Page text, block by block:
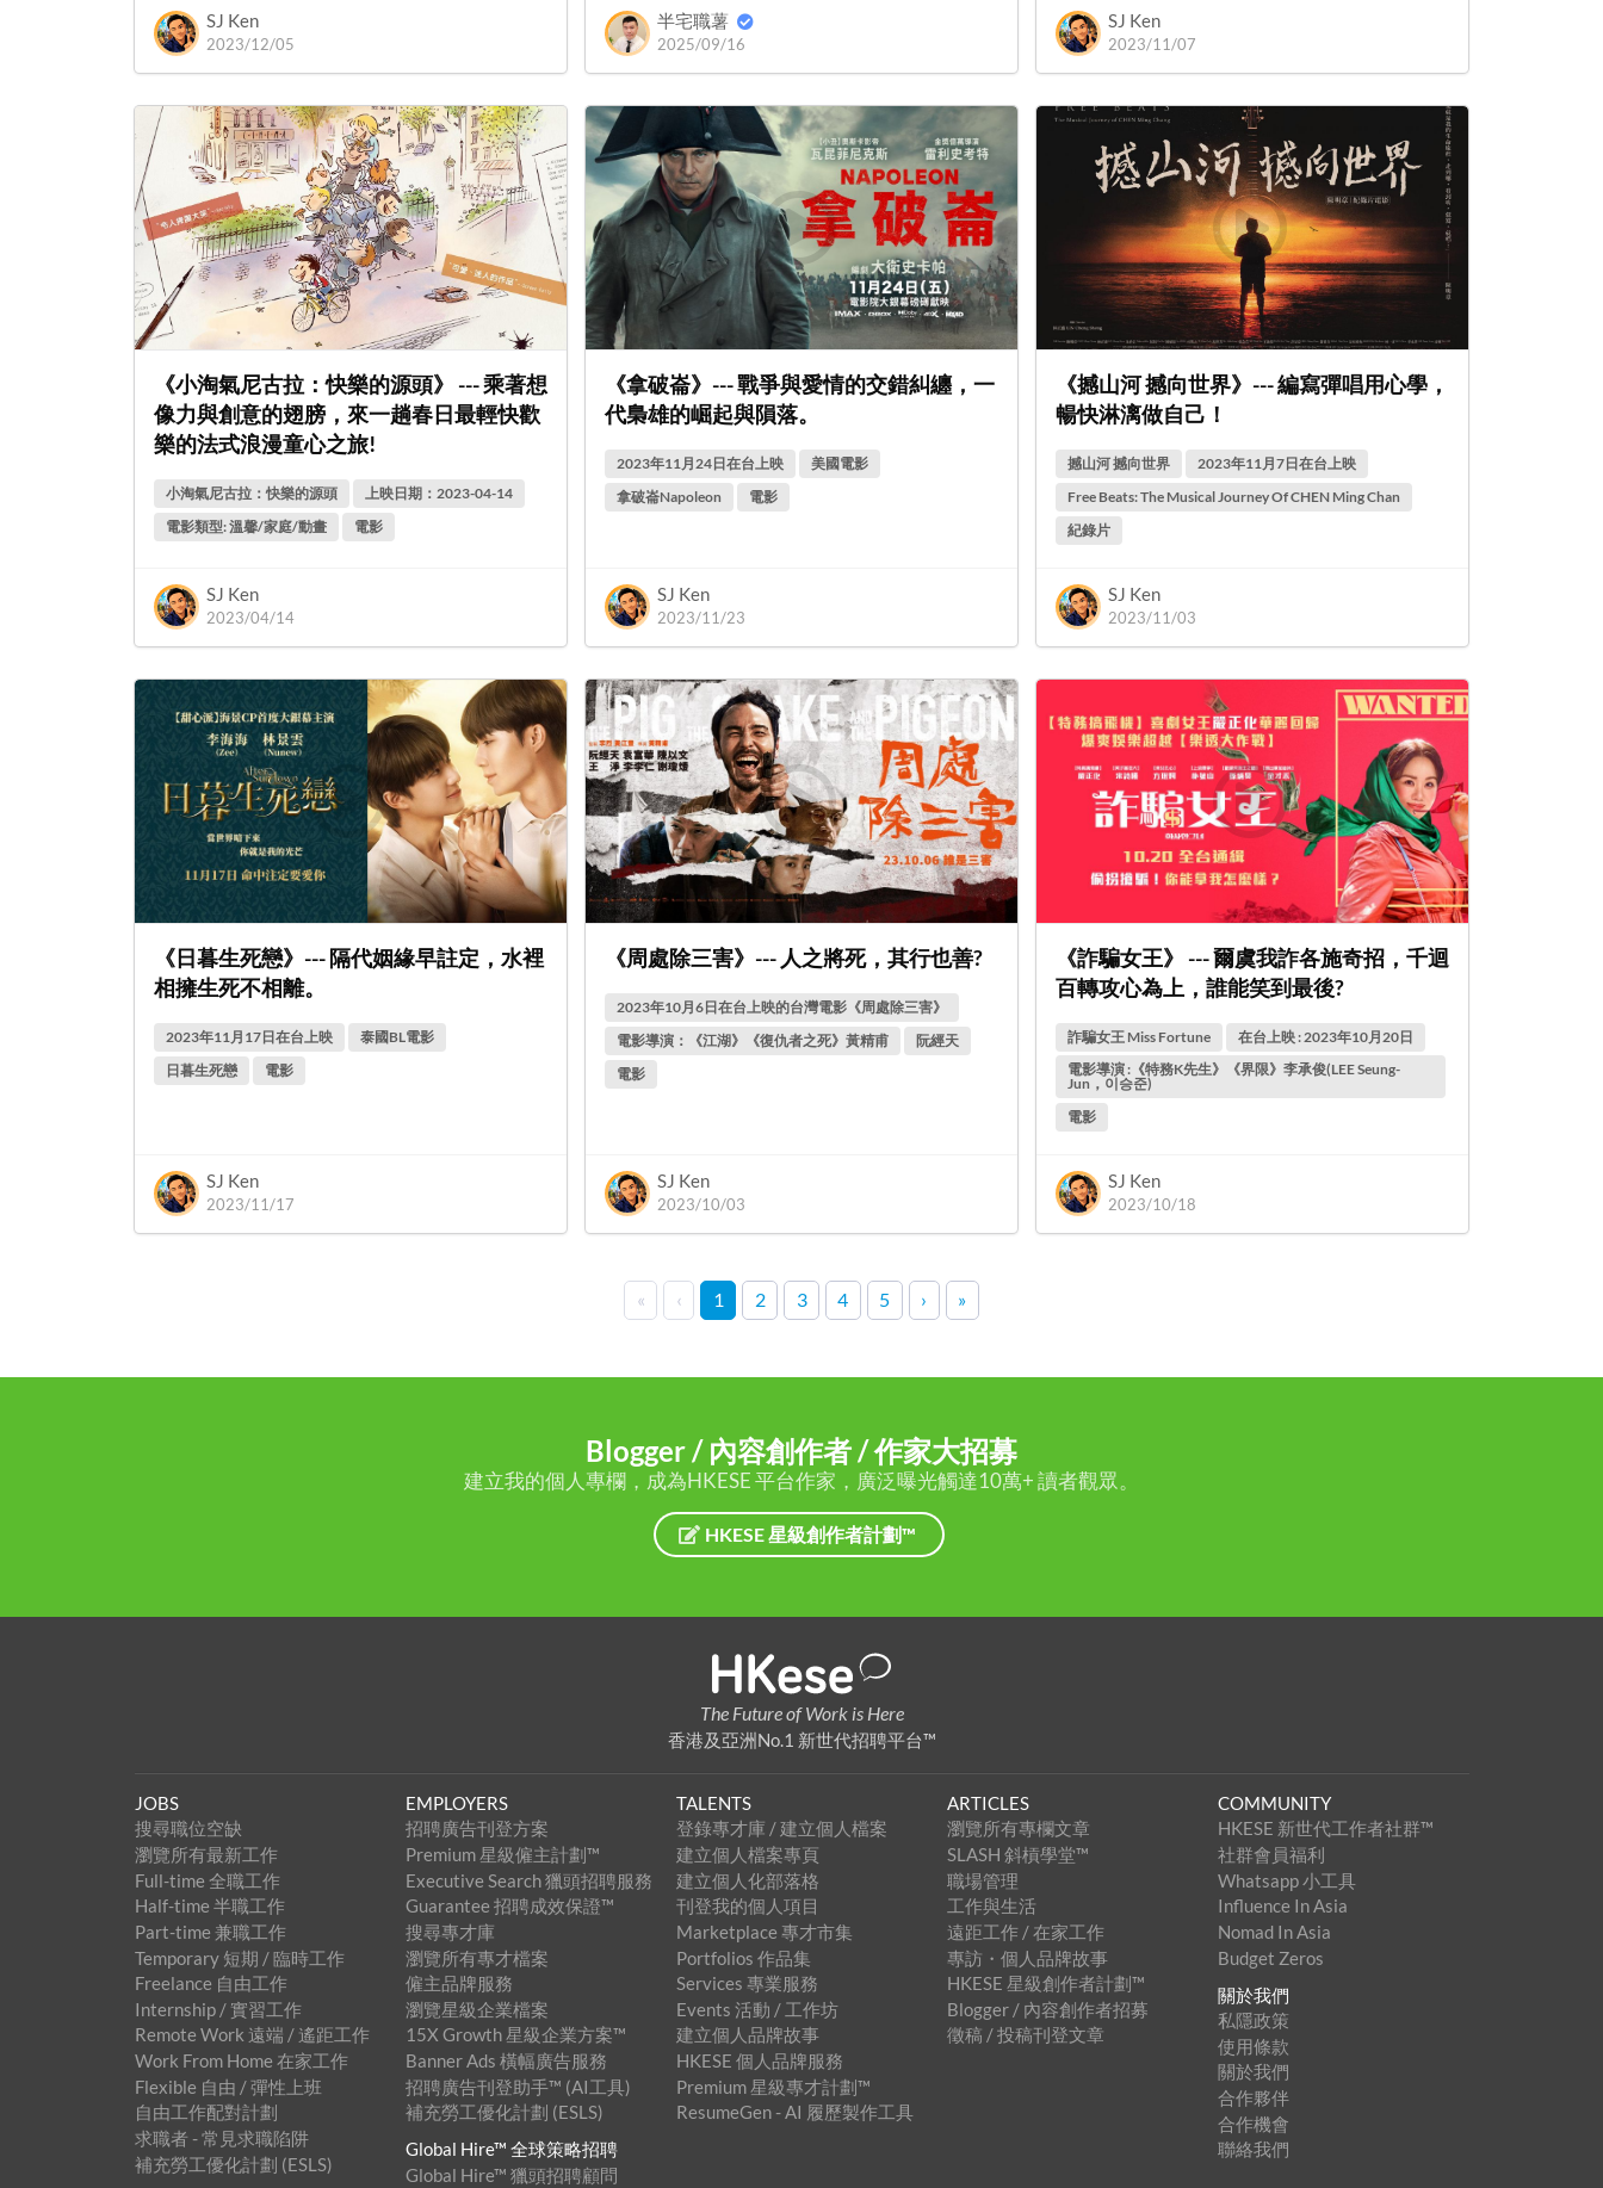
SJ Ken
2023/12/05
半宅職薯
2025/09/16
SJ Ken
2023/11/07
《小淘氣尼古拉：快樂的源頭》 --- 乘著想
像力與創意的翅膀，來一趟春日最輕快歡
樂的法式浪漫童心之旅!
小淘氣尼古拉：快樂的源頭
上映日期：2023-04-14
電影類型: 溫馨/家庭/動畫
電影
SJ Ken
2023/04/14
《拿破崙》--- 戰爭與愛情的交錯糾纏，一
代梟雄的崛起與隕落。
2023年11月24日在台上映
美國電影
拿破崙Napoleon
電影
SJ Ken
2023/11/23
《撼山河 撼向世界》--- 編寫彈唱用心學，
暢快淋漓做自己！
撼山河 撼向世界
2023年11月7日在台上映
Free Beats: The Musical Journey Of CHEN Ming Chan
紀錄片
SJ Ken
2023/11/03
《日暮生死戀》--- 隔代姻緣早註定，水裡
相擁生死不相離。
2023年11月17日在台上映
泰國BL電影
日暮生死戀
電影
SJ Ken
2023/11/17
《周處除三害》--- 人之將死，其行也善?
2023年10月6日在台上映的台灣電影《周處除三害》
電影導演：《江湖》《復仇者之死》黃精甫
阮經天
電影
SJ Ken
2023/10/03
《詐騙女王》 --- 爾虞我詐各施奇招，千迴
百轉攻心為上，誰能笑到最後?
詐騙女王 Miss Fortune
在台上映 : 2023年10月20日
電影導演 :《特務K先生》《界限》李承俊(LEE Seung-
Jun，이승준)
電影
SJ Ken
2023/10/18
« ‹ 1 2 3 4 5 › »
Blogger / 內容創作者 / 作家大招募
建立我的個人專欄，成為HKESE 平台作家，廣泛曝光觸達10萬+ 讀者觀眾。
HKESE 星級創作者計劃™
The Future of Work is Here
香港及亞洲No.1 新世代招聘平台™
JOBS
搜尋職位空缺
瀏覽所有最新工作
Full-time 全職工作
Half-time 半職工作
Part-time 兼職工作
Temporary 短期 / 臨時工作
Freelance 自由工作
Internship / 實習工作
Remote Work 遠端 / 遙距工作
Work From Home 在家工作
Flexible 自由 / 彈性上班
自由工作配對計劃
求職者 - 常見求職陷阱
補充勞工優化計劃 (ESLS)
EMPLOYERS
招聘廣告刊登方案
Premium 星級僱主計劃™
Executive Search 獵頭招聘服務
Guarantee 招聘成效保證™
搜尋專才庫
瀏覽所有專才檔案
僱主品牌服務
瀏覽星級企業檔案
15X Growth 星級企業方案™
Banner Ads 橫幅廣告服務
招聘廣告刊登助手™ (AI工具)
補充勞工優化計劃 (ESLS)
Global Hire™ 全球策略招聘
Global Hire™ 獵頭招聘顧問
TALENTS
登錄專才庫 / 建立個人檔案
建立個人檔案專頁
建立個人化部落格
刊登我的個人項目
Marketplace 專才市集
Portfolios 作品集
Services 專業服務
Events 活動 / 工作坊
建立個人品牌故事
HKESE 個人品牌服務
Premium 星級專才計劃™
ResumeGen - AI 履歷製作工具
ARTICLES
瀏覽所有專欄文章
SLASH 斜槓學堂™
職場管理
工作與生活
遠距工作 / 在家工作
專訪・個人品牌故事
HKESE 星級創作者計劃™
Blogger / 內容創作者招募
徵稿 / 投稿刊登文章
COMMUNITY
HKESE 新世代工作者社群™
社群會員福利
Whatsapp 小工具
Influence In Asia
Nomad In Asia
Budget Zeros
關於我們
私隱政策
使用條款
關於我們
合作夥伴
合作機會
聯絡我們